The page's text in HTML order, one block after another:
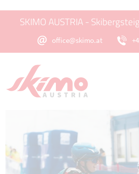
SKIMO AUSTRIA -
office@skimo.at